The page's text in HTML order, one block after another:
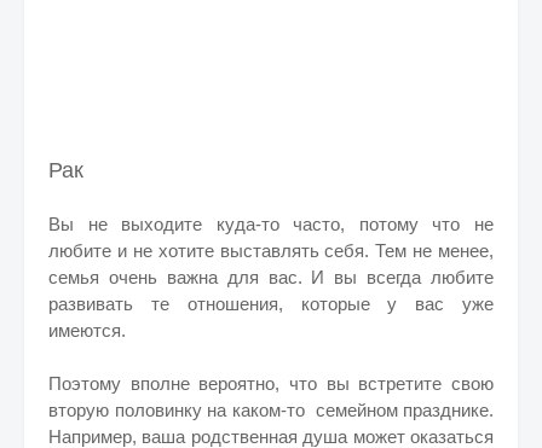
Рак
Вы не выходите куда-то часто, потому что не
любите и не хотите выставлять себя. Тем не менее,
семья очень важна для вас. И вы всегда любите
развивать те отношения, которые у вас уже
имеются.
Поэтому вполне вероятно, что вы встретите свою
вторую половинку на каком-то семейном празднике.
Например, ваша родственная душа может оказаться